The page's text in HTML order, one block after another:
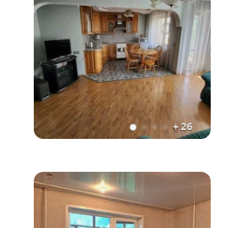
+ 26